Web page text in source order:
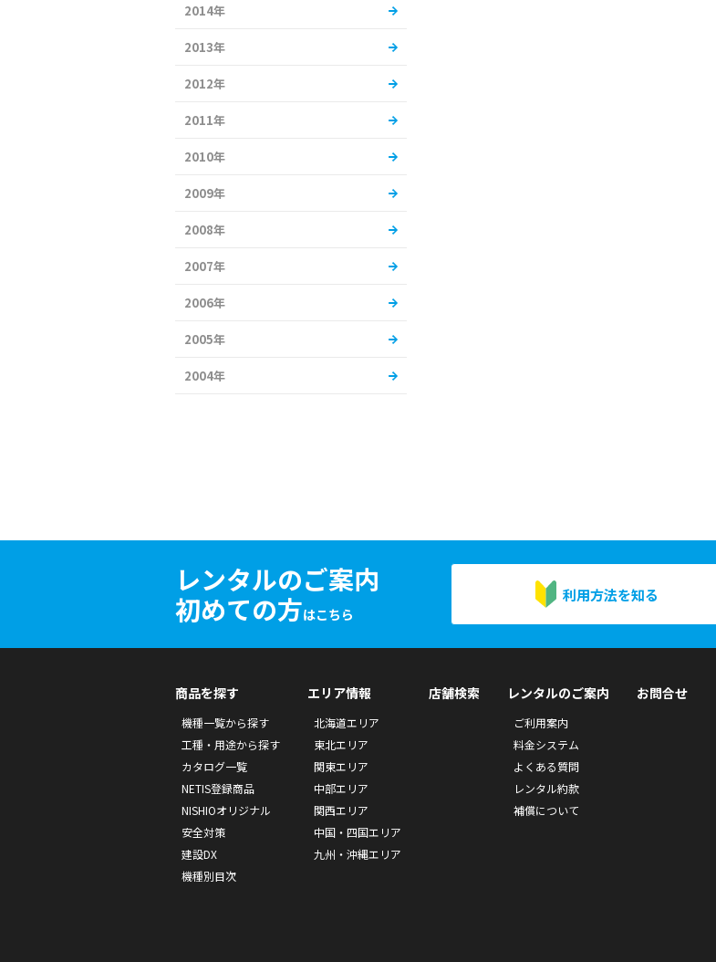
2014年
2013年
2012年
2011年
2010年
2009年
2008年
2007年
2006年
2005年
2004年
レンタルのご案内
初めての方はこちら
利用方法を知る
商品を探す
機種一覧から探す
工種・用途から探す
カタログ一覧
NETIS登録商品
NISHIOオリジナル
安全対策
建設DX
機種別目次
エリア情報
北海道エリア
東北エリア
関東エリア
中部エリア
関西エリア
中国・四国エリア
九州・沖縄エリア
店舗検索 レンタルのご案内
ご利用案内
料金システム
よくある質問
レンタル約款
補償について
お問合せ